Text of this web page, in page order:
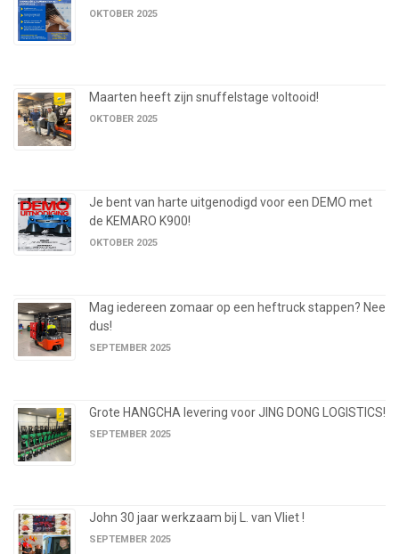
OKTOBER 2025
Maarten heeft zijn snuffelstage voltooid!
OKTOBER 2025
Je bent van harte uitgenodigd voor een DEMO met
de KEMARO K900!
OKTOBER 2025
Mag iedereen zomaar op een heftruck stappen? Nee
dus!
SEPTEMBER 2025
Grote HANGCHA levering voor JING DONG LOGISTICS!
SEPTEMBER 2025
John 30 jaar werkzaam bij L. van Vliet !
SEPTEMBER 2025